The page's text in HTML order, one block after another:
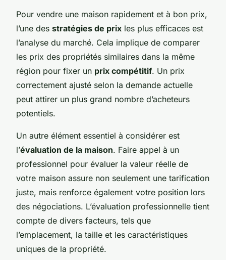
Pour vendre une maison rapidement et à bon prix,
l’une des stratégies de prix les plus efficaces est
l’analyse du marché. Cela implique de comparer
les prix des propriétés similaires dans la même
région pour fixer un prix compétitif. Un prix
correctement ajusté selon la demande actuelle
peut attirer un plus grand nombre d’acheteurs
potentiels.
Un autre élément essentiel à considérer est
l’évaluation de la maison. Faire appel à un
professionnel pour évaluer la valeur réelle de
votre maison assure non seulement une tarification
juste, mais renforce également votre position lors
des négociations. L’évaluation professionnelle tient
compte de divers facteurs, tels que
l’emplacement, la taille et les caractéristiques
uniques de la propriété.